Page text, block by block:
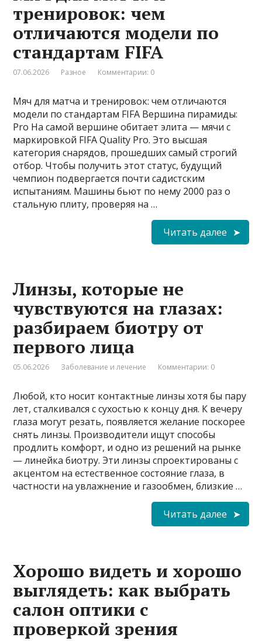
тренировок: чем
отличаются модели по
стандартам FIFA
07.06.2026 Разное Комментарии: 0
Мяч для матча и тренировок: чем отличаются
модели по стандартам FIFA Вершина пирамиды:
Pro На самой вершине обитает элита — мячи с
маркировкой FIFA Quality Pro. Это высшая
категория снарядов, прошедших самый строгий
отбор. Чтобы получить этот статус, будущий
чемпион подвергается почти садистским
испытаниям. Машины бьют по нему 2000 раз о
стальную плиту, проверяя на …
Читать далее
Линзы, которые не
чувствуются на глазах:
разбираем биотру от
первого лица
05.06.2026 Заболевание и лечение Комментарии: 0
Любой, кто носит контактные линзы хотя бы пару
лет, сталкивался с сухостью к концу дня. К вечеру
глаза могут резать, появляется желание поскорее
снять линзы. Производители ищут способы
продлить комфорт, и одно из решений на рынке
— линейка биотру. Эти линзы спроектированы с
акцентом на естественное состояние глаза, в
частности на увлажнение и газообмен, близкие …
Читать далее
Хорошо видеть и хорошо
выглядеть: как выбрать
салон оптики с
проверкой зрения